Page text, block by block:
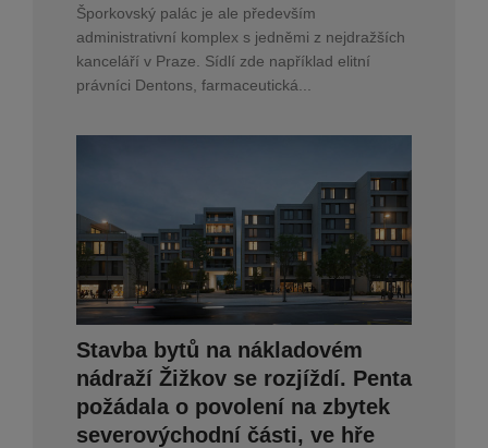
Šporkovský palác je ale především
administrativní komplex s jedněmi z nejdražších
kanceláří v Praze. Sídlí zde například elitní
právníci Dentons, farmaceutická...
Stavba bytů na nákladovém
nádraží Žižkov se rozjíždí. Penta
požádala o povolení na zbytek
severovýchodní části, ve hře